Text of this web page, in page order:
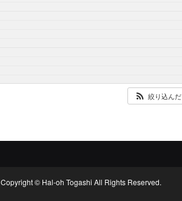
絞り込ん
Copyright © Hal-oh Togashi All Rights Reserved.